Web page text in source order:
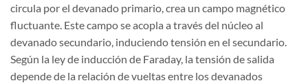
circula por el devanado primario, crea un campo magnético
fluctuante. Este campo se acopla a través del núcleo al
devanado secundario, induciendo tensión en el secundario.
Según la ley de inducción de Faraday, la tensión de salida
depende de la relación de vueltas entre los devanados